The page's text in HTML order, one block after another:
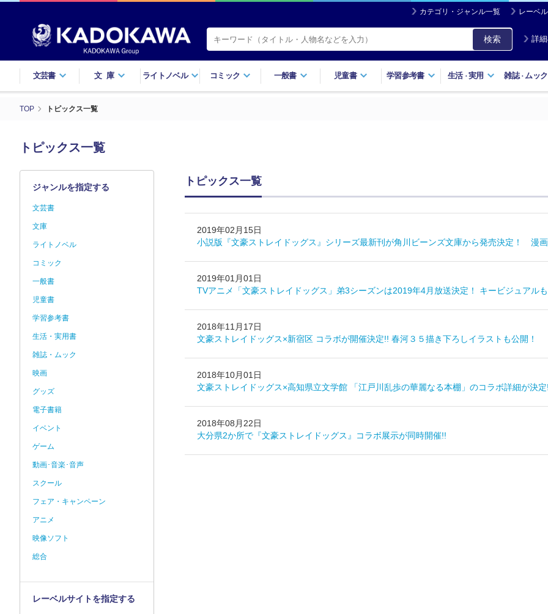
カテゴリ・ジャンル一覧 レーベ
検索 詳
文芸書 文庫 ライトノベル コミック 一般書 児童書 学習参考書 生活・実用 雑誌・ ムック
TOP トピックス一覧
トピックス一覧
トピックス一覧
2019年02月15日
小説版『文豪ストレイドッグス』シリーズ最新刊が角川ビーンズ文庫から発売決定！ 漫
2019年01月01日
TVアニメ「文豪ストレイドッグス」弟3シーズンは2019年4月放送決定！ キービジュアルも
2018年11月17日
文豪ストレイドッグス×新宿区 コラボが開催決定!! 春河３５描き下ろしイラストも公開！
2018年10月01日
文豪ストレイドッグス×高知県立文学館 「江戸川乱歩の華麗なる本棚」のコラボ詳細が決定
2018年08月22日
大分県2か所で『文豪ストレイドッグス』コラボ展示が同時開催!!
ジャンルを指定する
文芸書
文庫
ライトノベル
コミック
一般書
児童書
学習参考書
生活・実用書
雑誌・ムック
映画
グッズ
電子書籍
イベント
ゲーム
動画･音楽･音声
スクール
フェア・キャンペーン
アニメ
映像ソフト
総合
レーベルサイトを指定する